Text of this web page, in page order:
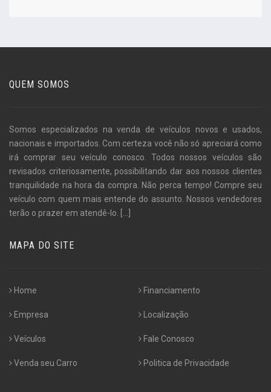
QUEM SOMOS
Somos especializados na venda de veículos novos e usados,
nacionais e importados. Com certeza você não só apreciará como
irá comprar seu veículo conosco. Todos nossos veículos são
revisados criteriosamente, possibilitando dar aos nossos clientes
tranquilidade na hora da compra. Não perca tempo! Compre seu
veículo com quem mais entende do assunto. Nossos vendedores
terão o prazer em atendê-lo. [...]
MAPA DO SITE
Home
Empresa
Veículos
Venda seu Carro
Financiamento
Localização
Fale Conosco
Politica de Privacidade